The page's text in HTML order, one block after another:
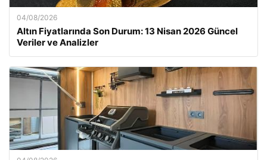
04/08/2026
Altın Fiyatlarında Son Durum: 13 Nisan 2026 Güncel
Veriler ve Analizler